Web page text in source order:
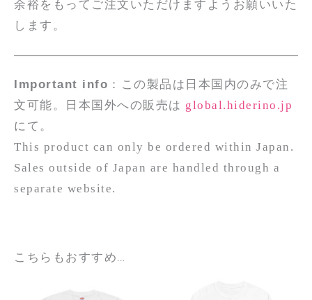
余裕をもってご注文いただけますようお願いいた
します。
Important info ：この製品は日本国内のみで注
文可能。日本国外への販売は global.hiderino.jp
にて。
This product can only be ordered within Japan.
Sales outside of Japan are handled through a
separate website.
こちらもおすすめ…